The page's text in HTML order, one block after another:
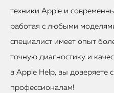
техники Apple и
работая с любыми
специалист имеет опыт
точную диагностику и
в Apple Help, вы доверяете
профессионалам!